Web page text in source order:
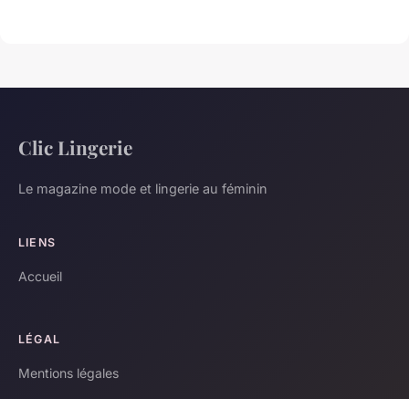
Clic Lingerie
Le magazine mode et lingerie au féminin
LIENS
Accueil
LÉGAL
Mentions légales